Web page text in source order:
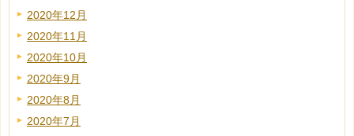
2020年12月
2020年11月
2020年10月
2020年9月
2020年8月
2020年7月